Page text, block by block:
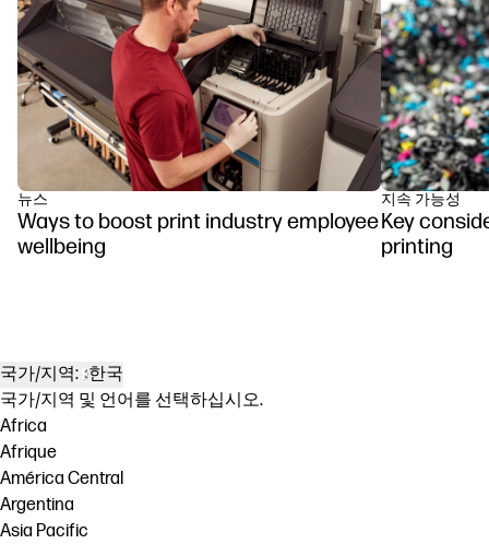
뉴스
Ways to boost print industry employee
wellbeing
지속 가능성
Key
printing
국가/지역: 한국
국가/지역 및 언어를 선택하십시오.
Africa
Afrique
América Central
Argentina
Asia Pacific